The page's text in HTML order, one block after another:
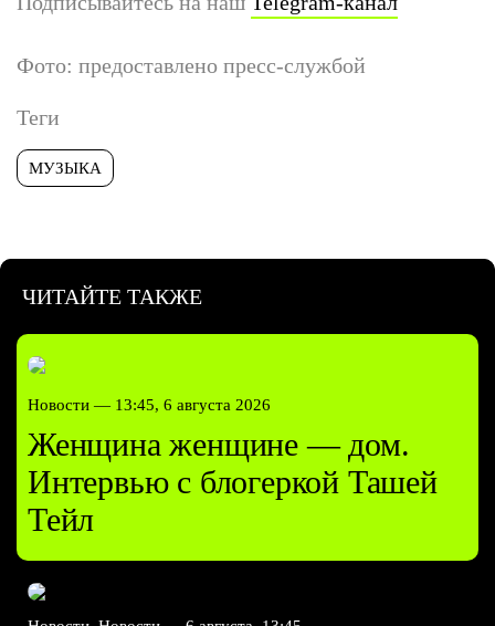
Фото: предоставлено пресс-службой
Теги
МУЗЫКА
ЧИТАЙТЕ ТАКЖЕ
Новости — 13:45, 6 августа 2026
Женщина женщине — дом.
Интервью с блогеркой Ташей
Тейл